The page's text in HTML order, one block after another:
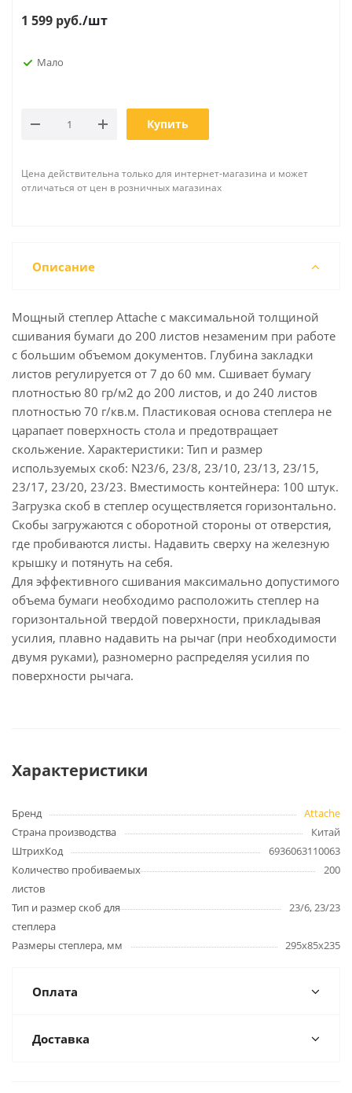
1 599 руб./шт
Мало
Купить
Цена действительна только для интернет-магазина и может
отличаться от цен в розничных магазинах
Описание
Мощный степлер Attache с максимальной толщиной
сшивания бумаги до 200 листов незаменим при работе
с большим объемом документов. Глубина закладки
листов регулируется от 7 до 60 мм. Сшивает бумагу
плотностью 80 гр/м2 до 200 листов, и до 240 листов
плотностью 70 г/кв.м. Пластиковая основа степлера не
царапает поверхность стола и предотвращает
скольжение. Характеристики: Тип и размер
используемых скоб: N23/6, 23/8, 23/10, 23/13, 23/15,
23/17, 23/20, 23/23. Вместимость контейнера: 100 штук.
Загрузка скоб в степлер осуществляется горизонтально.
Cкобы загружаются с оборотной стороны от отверстия,
где пробиваются листы. Надавить сверху на железную
крышку и потянуть на себя.
Для эффективного сшивания максимально допустимого
объема бумаги необходимо расположить степлер на
горизонтальной твердой поверхности, прикладывая
усилия, плавно надавить на рычаг (при необходимости
двумя руками), разномерно распределяя усилия по
поверхности рычага.
Характеристики
Бренд
Attache
Страна производства
Китай
ШтрихКод
6936063110063
Количество пробиваемых
листов
200
Тип и размер скоб для
степлера
23/6, 23/23
Размеры степлера, мм 295x85x235
Оплата
Доставка